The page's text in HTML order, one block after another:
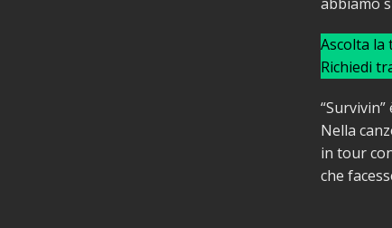
Ascolta la
Richiedi
Nella
in tour
che